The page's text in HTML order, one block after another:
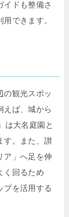
イドも整備さ
できます。
の観光スポッ
えば、城から
は大名庭園と
す。また、讃
ア」へ足を伸
く回るため
プを活用する